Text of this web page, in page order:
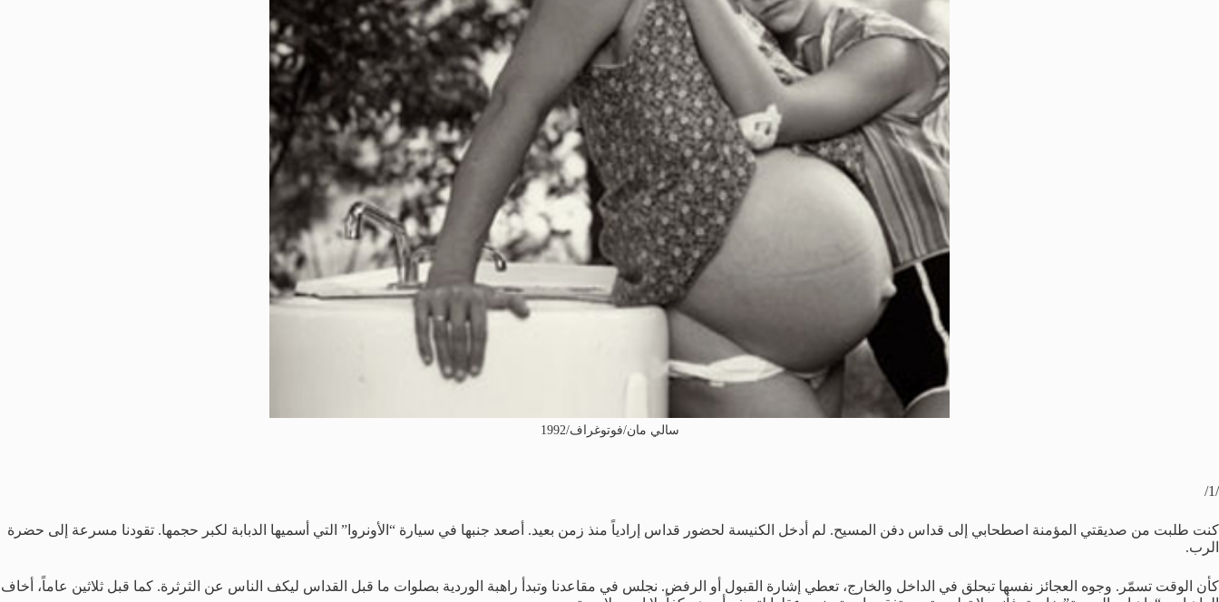
سالي مان/فوتوغراف/1992
/1/
كنت طلبت من صديقتي المؤمنة اصطحابي إلى قداس دفن المسيح. لم أدخل الكنيسة لحضور قداس إرادياً منذ زمن بعيد. أصعد جنبها في سيارة “الأونروا” التي أسميها الدبابة لكبر حجمها. تقودنا مسرعة إلى حضرة
الرب.
كأن الوقت تسمّر. وجوه العجائز نفسها تبحلق في الداخل والخارج، تعطي إشارة القبول أو الرفض. نجلس في مقاعدنا وتبدأ راهبة الوردية بصلوات ما قبل القداس ليكف الناس عن الثرثرة. كما قبل ثلاثين عاماً، أخاف